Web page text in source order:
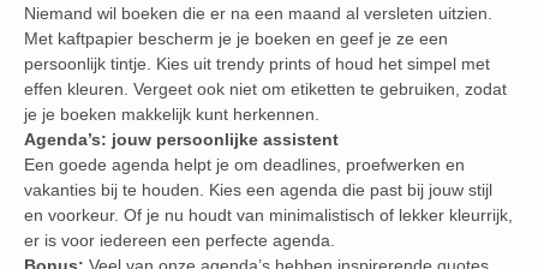
Niemand wil boeken die er na een maand al versleten uitzien.
Met kaftpapier bescherm je je boeken en geef je ze een
persoonlijk tintje. Kies uit trendy prints of houd het simpel met
effen kleuren. Vergeet ook niet om etiketten te gebruiken, zodat
je je boeken makkelijk kunt herkennen.
Agenda’s: jouw persoonlijke assistent
Een goede agenda helpt je om deadlines, proefwerken en
vakanties bij te houden. Kies een agenda die past bij jouw stijl
en voorkeur. Of je nu houdt van minimalistisch of lekker kleurrijk,
er is voor iedereen een perfecte agenda.